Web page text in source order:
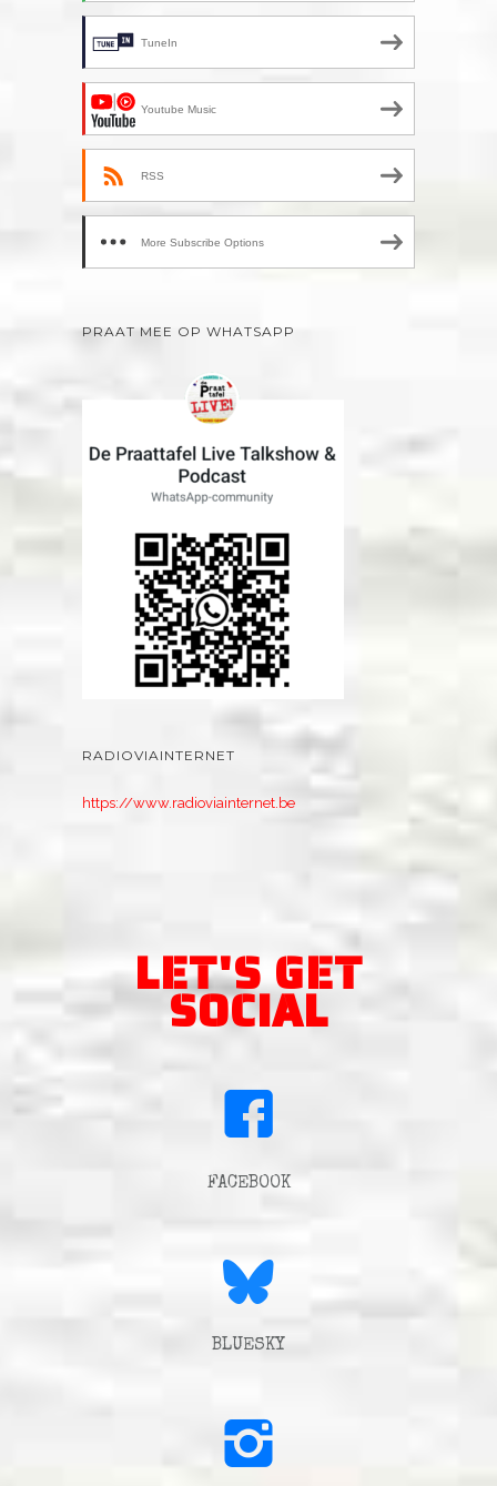
TuneIn
Youtube Music
RSS
More Subscribe Options
PRAAT MEE OP WHATSAPP
RADIOVIAINTERNET
https://www.radioviainternet.be
LET'S GET
SOCIAL
FACEBOOK
BLUESKY